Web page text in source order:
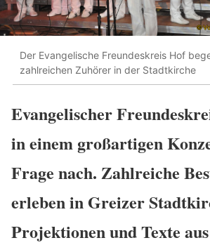
Der Evangelische Freundeskreis Hof
zahlreichen Zuhörer in der Stadtkirche
Evangelischer
in einem großartigen
Frage nach. Zahlreiche
erleben in Greizer
Projektionen und Texte